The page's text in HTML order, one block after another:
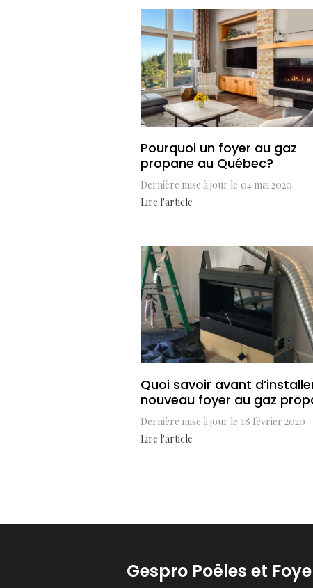
Pourquoi un foyer au gaz
propane au Québec?
Dernière mise à jour le 04 mai 2020
Lire l'article
Quoi savoir avant
nouveau foyer au gaz
Dernière mise à jour le 18 février 2020
Lire l'article
Gespro Poêles et